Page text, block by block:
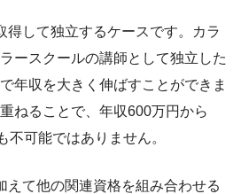
得して独立するケースです。カラ
ースクールの講師として独立した
年収を大きく伸ばすことができま
ねることで、年収600万円から
不可能ではありません。
えて他の関連資格を組み合わせる